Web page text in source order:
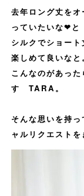
去年ロング丈を
っていたいな❤︎と
シルクでショー
楽しめて良いなと
こんなのがあっ
す TARA。
そんな思いを持
ャルリクエストを